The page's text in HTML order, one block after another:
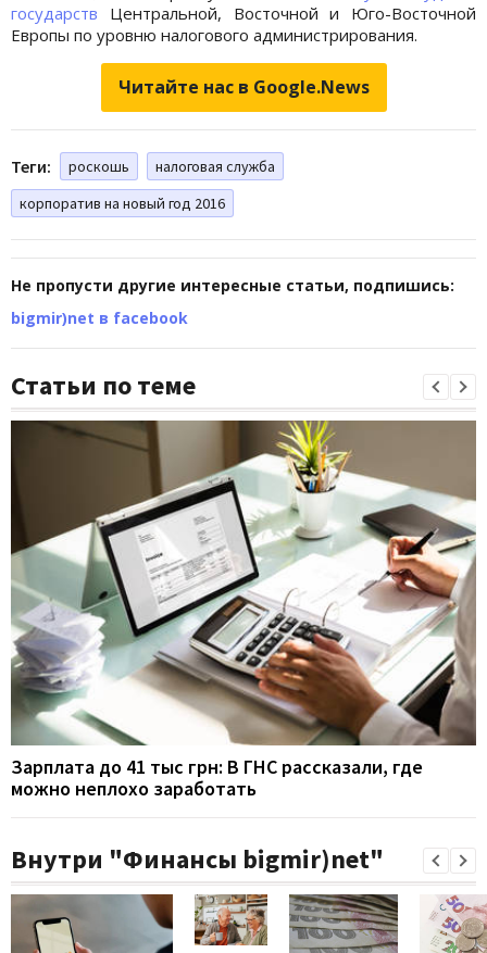
государств Центральной, Восточной и Юго-Восточной
Европы по уровню налогового администрирования.
Читайте нас в Google.News
Теги: роскошь
налоговая служба
корпоратив на новый год 2016
Не пропусти другие интересные статьи, подпишись:
bigmir)net в facebook
Статьи по теме
Зарплата до 41 тыс грн: В ГНС рассказали, где
можно неплохо заработать
Внутри "Финансы bigmir)net"